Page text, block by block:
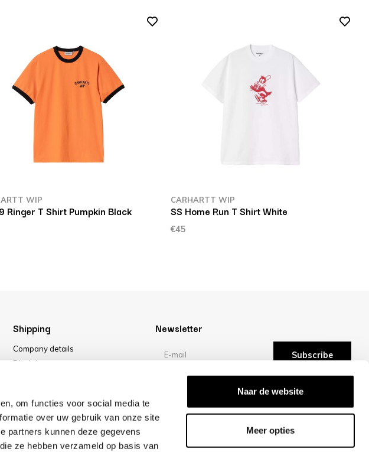
om functies voor social media te
over uw gebruik van onze site
partners kunnen deze gegevens
ze hebben verzameld op basis van
Naar de website
Meer opties
WIP
Ringer T Shirt Pumpkin Black
CARHARTT WIP
SS Home Run T Shirt White
€45
Shipping
Company details
Disclaimer
Cookies
Newsletter
Subscribe
/10 -